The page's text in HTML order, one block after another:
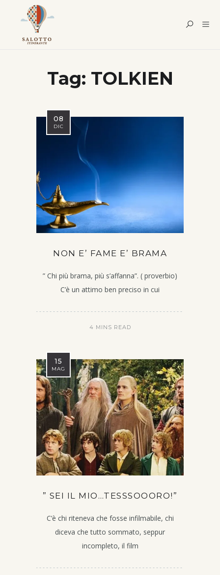
Tag: TOLKIEN
08
DIC
NON E’ FAME E’ BRAMA
” Chi più brama, più s’affanna”. ( proverbio)
C’è un attimo ben preciso in cui
4 MINS READ
15
MAG
” SEI IL MIO…TESSSOOORO!”
C’è chi riteneva che fosse infilmabile, chi
diceva che tutto sommato, seppur
incompleto, il film